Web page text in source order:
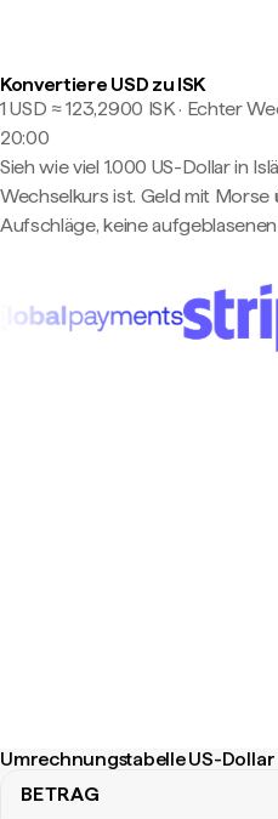
Konvertiere USD zu ISK
1 USD ≈ 123,2900 ISK · Echter
20:00
Sieh wie viel 1.000 US-Dollar in
Wechselkurs ist. Geld mit
Aufschläge, keine
Umrechnungstabelle US-
BETRAG